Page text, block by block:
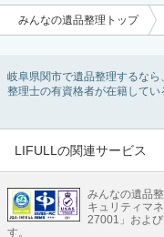
みんなの遺品整理トップ
岐阜県関市で遺品整理するな
整理士の有資格者が在籍して
す。遺品処分を即日対応して
利用し検索してみましょう。
LIFULLの関連サービス
不動産・住宅
引越し 老
不動産クラウドファンディ
みんなの遺品
キュリティマ
27001」およ
す。